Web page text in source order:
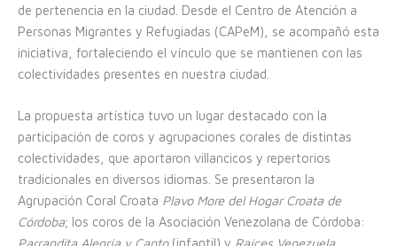
de pertenencia en la ciudad. Desde el Centro de Atención a
Personas Migrantes y Refugiadas (CAPeM), se acompañó esta
iniciativa, fortaleciendo el vínculo que se mantienen con las
colectividades presentes en nuestra ciudad.
La propuesta artística tuvo un lugar destacado con la
participación de coros y agrupaciones corales de distintas
colectividades, que aportaron villancicos y repertorios
tradicionales en diversos idiomas. Se presentaron la
Agrupación Coral Croata Plavo More del Hogar Croata de
Córdoba; los coros de la Asociación Venezolana de Córdoba: